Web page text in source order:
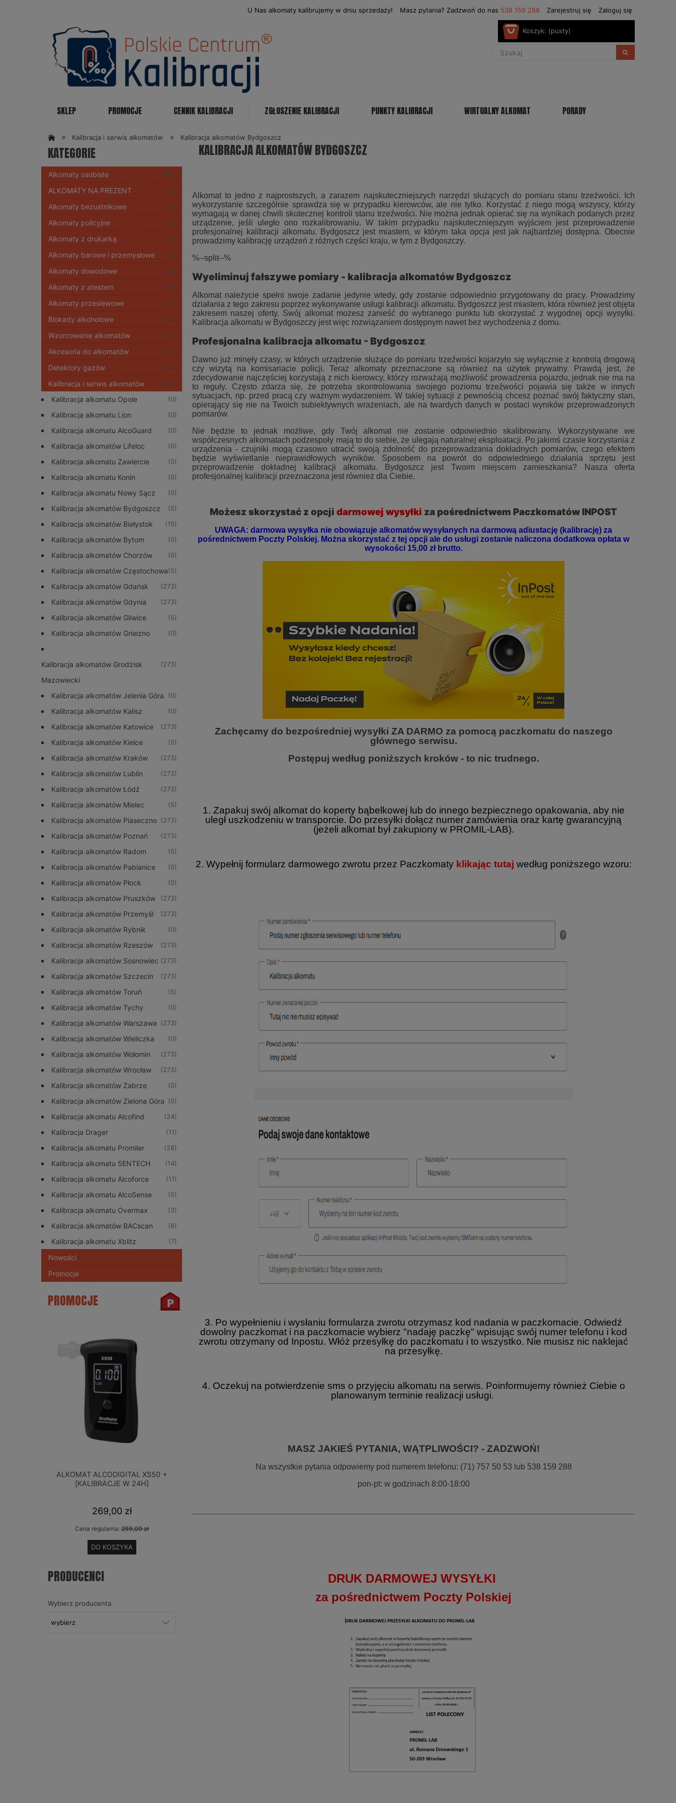
U Nas alkomaty kalibrujemy w dniu sprzedaży! Masz pytania? Zadzwoń do nas 538 159 288 Zarejestruj się Zaloguj się
Koszyk: (pusty)
SKLEP PROMOCJE CENNIK KALIBRACJI ZGŁOSZENIE KALIBRACJI PUNKTY KALIBRACJI WIRTUALNY ALKOMAT PORADY
KONTAKT
» Kalibracja i serwis alkomatów » Kalibracja alkomatów Bydgoszcz
KATEGORIE
Alkomaty osobiste (110)
ALKOMATY NA PREZENT (6)
Alkomaty bezustnikowe (24)
Alkomaty policyjne (26)
Alkomaty z drukarką (12)
Alkomaty barowe i przemysłowe (3)
Alkomaty dowodowe (23)
Alkomaty z atestem (16)
Alkomaty przesiewowe (19)
Blokady alkoholowe (2)
Wzorcowanie alkomatów (10)
Akcesoria do alkomatów (63)
Detektory gazów (40)
Kalibracja i serwis alkomatów (287)
Kalibracja alkomatu Opole (0)
Kalibracja alkomatu Lion (0)
Kalibracja alkomatu AlcoGuard (0)
Kalibracja alkomatów Lifeloc (0)
Kalibracja alkomatu Zawiercie (0)
Kalibracja alkomatu Konin (0)
Kalibracja alkomatu Nowy Sącz (0)
Kalibracja alkomatów Bydgoszcz (5)
Kalibracja alkomatów Białystok (15)
Kalibracja alkomatów Bytom (0)
Kalibracja alkomatów Chorzów (0)
Kalibracja alkomatów Częstochowa(5)
Kalibracja alkomatów Gdańsk (273)
Kalibracja alkomatów Gdynia (273)
Kalibracja alkomatów Gliwice (5)
Kalibracja alkomatów Gniezno (0)
Kalibracja alkomatów Grodzisk
Mazowiecki
(273)
Kalibracja alkomatów Jelenia Góra (0)
Kalibracja alkomatów Kalisz (0)
Kalibracja alkomatów Katowice (273)
Kalibracja alkomatów Kielce (5)
Kalibracja alkomatów Kraków (273)
Kalibracja alkomatów Lublin (273)
Kalibracja alkomatów Łódź (273)
Kalibracja alkomatów Mielec (5)
Kalibracja alkomatów Piaseczno (273)
Kalibracja alkomatów Poznań (273)
Kalibracja alkomatów Radom (5)
Kalibracja alkomatów Pabianice (0)
Kalibracja alkomatów Płock (0)
Kalibracja alkomatów Pruszków (273)
Kalibracja alkomatów Przemyśl (273)
Kalibracja alkomatów Rybnik (0)
Kalibracja alkomatów Rzeszów (273)
Kalibracja alkomatów Sosnowiec (273)
Kalibracja alkomatów Szczecin (273)
Kalibracja alkomatów Toruń (5)
Kalibracja alkomatów Tychy (0)
Kalibracja alkomatów Warszawa (273)
Kalibracja alkomatów Wieliczka (0)
Kalibracja alkomatów Wołomin (273)
Kalibracja alkomatów Wrocław (273)
Kalibracja alkomatów Zabrze (0)
Kalibracja alkomatów Zielona Góra (0)
Kalibracja alkomatu Alcofind (24)
Kalibracja Drager (11)
Kalibracja alkomatu Promiler (28)
Kalibracja alkomatu SENTECH (14)
Kalibracja alkomatu Alcoforce (11)
Kalibracja alkomatu AlcoSense (5)
Kalibracja alkomatu Overmax (3)
Kalibracja alkomatów BACscan (8)
Kalibracja alkomatu Xblitz (7)
Nowości
Promocje
PROMOCJE
ALKOMAT ALCODIGITAL XS50 +
[KALIBRACJE W 24H]
269,00 zł
Cena regularna:299,00 zł
DO KOSZYKA
5+
PRODUCENCI
Wybierz producenta
KALIBRACJA ALKOMATÓW BYDGOSZCZ
Alkomat to jedno z najprostszych, a zarazem najskuteczniejszych narzędzi służących do pomiaru stanu trzeźwości. Ich
wykorzystanie szczególnie sprawdza się w przypadku kierowców, ale nie tylko. Korzystać z niego mogą wszyscy, którzy
wymagają w danej chwili skutecznej kontroli stanu trzeźwości. Nie można jednak opierać się na wynikach podanych przez
urządzenie, jeśli uległo ono rozkalibrowaniu. W takim przypadku najskuteczniejszym wyjściem jest przeprowadzenie
profesjonalnej kalibracji alkomatu. Bydgoszcz jest miastem, w którym taka opcja jest jak najbardziej dostępna. Obecnie
prowadzimy kalibrację urządzeń z różnych części kraju, w tym z Bydgoszczy.
%--split--%
Wyeliminuj fałszywe pomiary - kalibracja alkomatów Bydgoszcz
Alkomat należycie spełni swoje zadanie jedynie wtedy, gdy zostanie odpowiednio przygotowany do pracy. Prowadzimy
działania z tego zakresu poprzez wykonywanie usługi kalibracji alkomatu. Bydgoszcz jest miastem, która również jest objęta
zakresem naszej oferty. Swój alkomat możesz zanieść do wybranego punktu lub skorzystać z wygodnej opcji wysyłki.
Kalibracja alkomatu w Bydgoszczy jest więc rozwiązaniem dostępnym nawet bez wychodzenia z domu.
Profesjonalna kalibracja alkomatu - Bydgoszcz
Dawno już minęły czasy, w których urządzenie służące do pomiaru trzeźwości kojarzyło się wyłącznie z kontrolą drogową
czy wizytą na komisariacie policji. Teraz alkomaty przeznaczone są również na użytek prywatny. Prawdą jest, że
zdecydowanie najczęściej korzystają z nich kierowcy, którzy rozważają możliwość prowadzenia pojazdu, jednak nie ma na
to reguły. Często zdarza się, że potrzeba skontrolowania swojego poziomu trzeźwości pojawia się także w innych
sytuacjach, np. przed pracą czy ważnym wydarzeniem. W takiej sytuacji z pewnością chcesz poznać swój faktyczny stan,
opierający się nie na Twoich subiektywnych wrażeniach, ale na twardych danych w postaci wyników przeprowadzonych
pomiarów.
Nie będzie to jednak możliwe, gdy Twój alkomat nie zostanie odpowiednio skalibrowany. Wykorzystywane we
współczesnych alkomatach podzespoły mają to do siebie, że ulegają naturalnej eksploatacji. Po jakimś czasie korzystania z
urządzenia - czujniki mogą czasowo utracić swoją zdolność do przeprowadzania dokładnych pomiarów, czego efektem
będzie wyświetlanie nieprawidłowych wyników. Sposobem na powrót do odpowiedniego działania sprzętu jest
przeprowadzenie dokładnej kalibracji alkomatu. Bydgoszcz jest Twoim miejscem zamieszkania? Nasza oferta
profesjonalnej kalibracji przeznaczona jest również dla Ciebie.
Możesz skorzystać z opcji darmowej wysyłki za pośrednictwem Paczkomatów INPOST
UWAGA: darmowa wysyłka nie obowiązuje alkomatów wysyłanych na darmową adiustację (kalibrację) za
pośrednictwem Poczty Polskiej. Można skorzystać z tej opcji ale do usługi zostanie naliczona dodatkowa opłata w
wysokości 15,00 zł brutto.
Zachęcamy do bezpośredniej wysyłki ZA DARMO za pomocą paczkomatu do naszego
głównego serwisu.
Postępuj według poniższych kroków - to nic trudnego.
1. Zapakuj swój alkomat do koperty bąbelkowej lub do innego bezpiecznego opakowania, aby nie
uległ uszkodzeniu w transporcie. Do przesyłki dołącz numer zamówienia oraz kartę gwarancyjną
(jeżeli alkomat był zakupiony w PROMIL-LAB).
2. Wypełnij formularz darmowego zwrotu przez Paczkomaty klikając tutaj według poniższego wzoru:
3. Po wypełnieniu i wysłaniu formularza zwrotu otrzymasz kod nadania w paczkomacie. Odwiedź
dowolny paczkomat i na paczkomacie wybierz "nadaję paczkę" wpisując swój numer telefonu i kod
zwrotu otrzymany od Inpostu. Włóż przesyłkę do paczkomatu i to wszystko. Nie musisz nic naklejać
na przesyłkę.
4. Oczekuj na potwierdzenie sms o przyjęciu alkomatu na serwis. Poinformujemy również Ciebie o
planowanym terminie realizacji usługi.
MASZ JAKIEŚ PYTANIA, WĄTPLIWOŚCI? - ZADZWOŃ!
Na wszystkie pytania odpowiemy pod numerem telefonu: (71) 757 50 53 lub 538 159 288
pon-pt: w godzinach 8:00-18:00
DRUK DARMOWEJ WYSYŁKI
za pośrednictwem Poczty Polskiej